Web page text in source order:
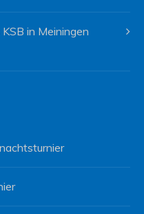
in Meiningen